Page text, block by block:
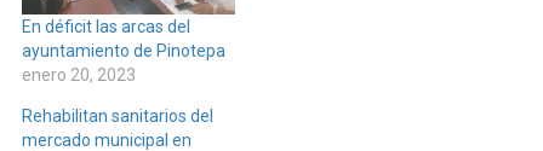
En déficit las arcas del
ayuntamiento de Pinotepa
enero 20, 2023
Rehabilitan sanitarios del
mercado municipal en